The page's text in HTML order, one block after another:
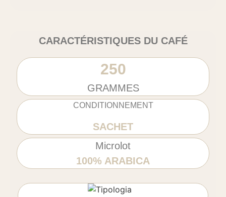
CARACTÉRISTIQUES DU CAFÉ
250
GRAMMES
CONDITIONNEMENT
SACHET
Microlot
100% ARABICA